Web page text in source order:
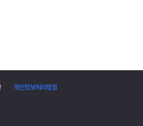
개인정보처리방침